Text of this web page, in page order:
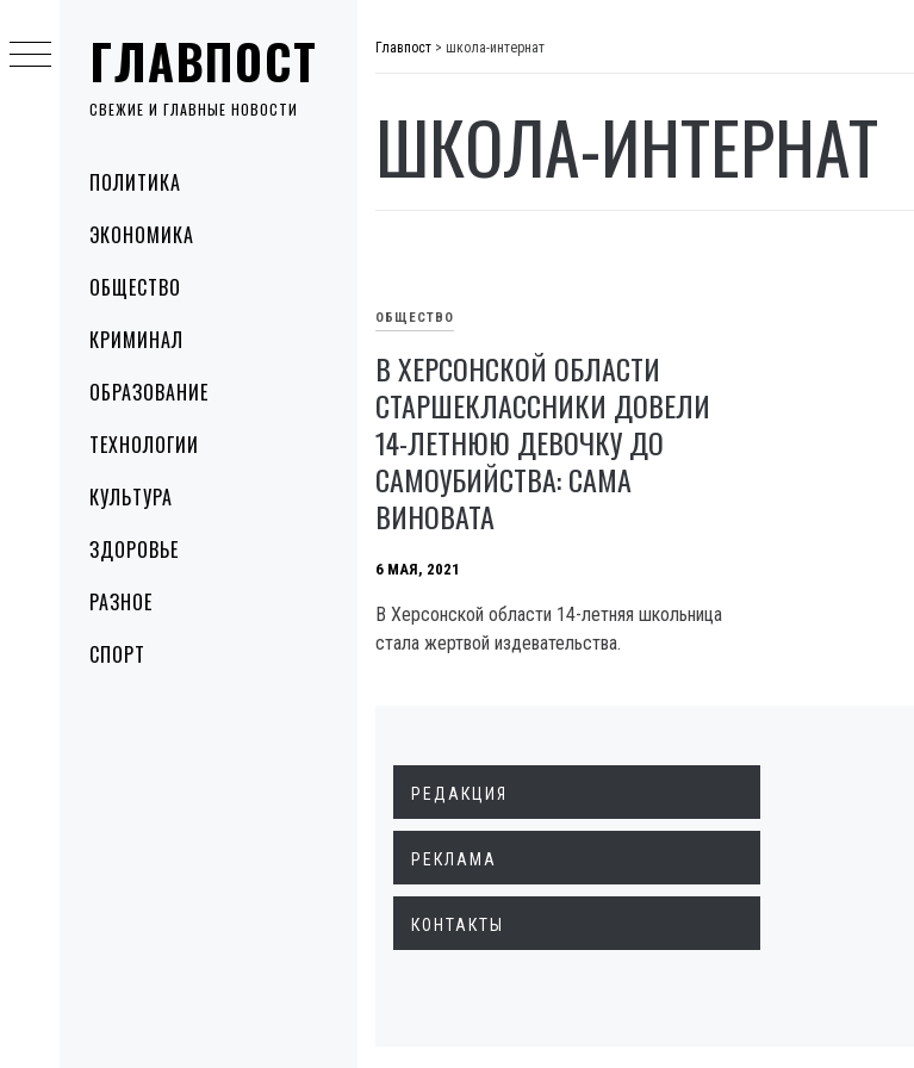
ГЛАВПОСТ
СВЕЖИЕ И ГЛАВНЫЕ НОВОСТИ
MenuПОЛИТИКА
ЭКОНОМИКА
ОБЩЕСТВО
КРИМИНАЛ
ОБРАЗОВАНИЕ
ТЕХНОЛОГИИ
КУЛЬТУРА
ЗДОРОВЬЕ
РАЗНОЕ
СПОРТ
to
content
Главпост > школа-интернат
ШКОЛА-ИНТЕРНАТ
ОБЩЕСТВО
В ХЕРСОНСКОЙ ОБЛАСТИ
СТАРШЕКЛАССНИКИ ДОВЕЛИ
14-ЛЕТНЮЮ ДЕВОЧКУ ДО
САМОУБИЙСТВА: САМА
ВИНОВАТА
6 МАЯ, 2021
В Херсонской области 14-летняя школьница
стала жертвой издевательства.
РЕДАКЦИЯ
РЕКЛАМА
КОНТАКТЫ